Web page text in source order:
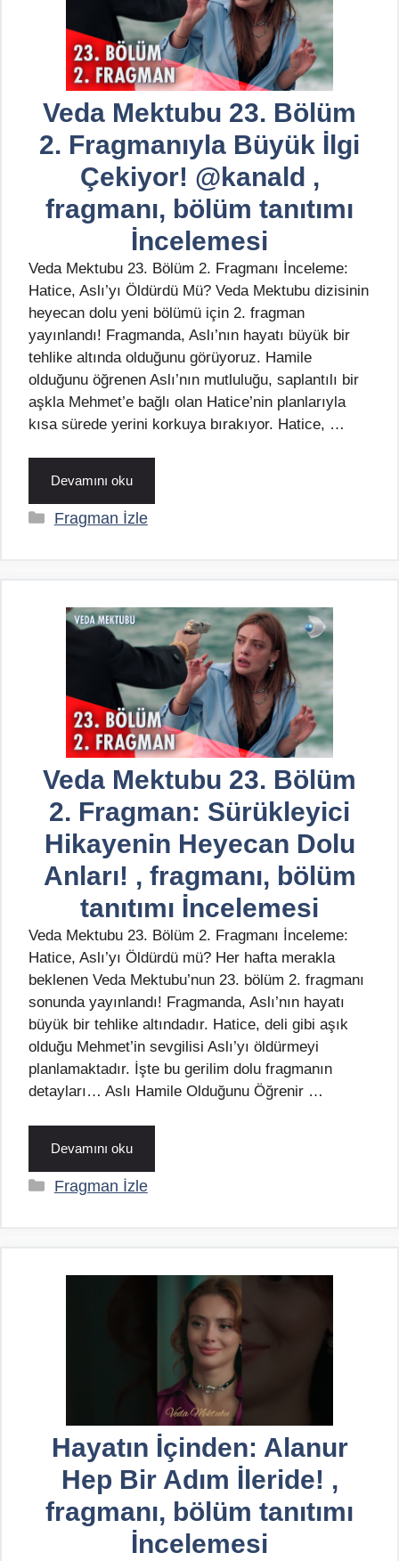
Veda Mektubu 23. Bölüm
2. Fragmanıyla Büyük İlgi
Çekiyor! @kanald ,
fragmanı, bölüm tanıtımı
İncelemesi
Veda Mektubu 23. Bölüm 2. Fragmanı İnceleme:
Hatice, Aslı’yı Öldürdü Mü? Veda Mektubu dizisinin
heyecan dolu yeni bölümü için 2. fragman
yayınlandı! Fragmanda, Aslı’nın hayatı büyük bir
tehlike altında olduğunu görüyoruz. Hamile
olduğunu öğrenen Aslı’nın mutluluğu, saplantılı bir
aşkla Mehmet’e bağlı olan Hatice’nin planlarıyla
kısa sürede yerini korkuya bırakıyor. Hatice, …
Devamını oku
Kategoriler
Fragman İzle
Veda Mektubu 23. Bölüm
2. Fragman: Sürükleyici
Hikayenin Heyecan Dolu
Anları! , fragmanı, bölüm
tanıtımı İncelemesi
Veda Mektubu 23. Bölüm 2. Fragmanı İnceleme:
Hatice, Aslı’yı Öldürdü mü? Her hafta merakla
beklenen Veda Mektubu’nun 23. bölüm 2. fragmanı
sonunda yayınlandı! Fragmanda, Aslı’nın hayatı
büyük bir tehlike altındadır. Hatice, deli gibi aşık
olduğu Mehmet’in sevgilisi Aslı’yı öldürmeyi
planlamaktadır. İşte bu gerilim dolu fragmanın
detayları… Aslı Hamile Olduğunu Öğrenir …
Devamını oku
Kategoriler
Fragman İzle
Hayatın İçinden: Alanur
Hep Bir Adım İleride! ,
fragmanı, bölüm tanıtımı
İncelemesi